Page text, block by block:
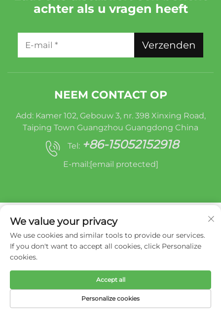
achter als u vragen heeft
Verzenden
NEEM CONTACT OP
Add: Kamer 102, Gebouw 3, nr. 398 Xinxing Road,
Taiping Town Guangzhou Guangdong China
Tel: +86-15052152918
E-mail:[email protected]
Copyright © Miracle Oruide (guangzhou) Auto
Parts Remanufacturing Co., Ltd. -
HOMEPAGE PRODUCTEN E-MAIL TEL
We value your privacy
We use cookies and similar tools to provide our services.
If you don't want to accept all cookies, click Personalize
cookies.
Personalize cookies
Accept all